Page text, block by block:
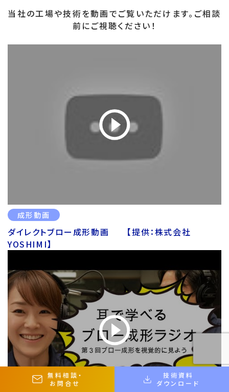
当社の工場や技術を動画でご覧いただけます。ご相談
前にご視聴ください！
成形動画
ダイレクトブロー成形動画 【提供：株式会社
YOSHIMI】
無料相談 ・
お問合せ
技術資料
ダウンロード